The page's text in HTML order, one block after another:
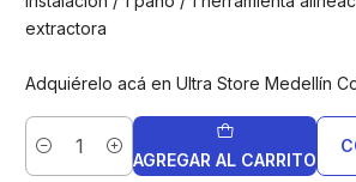
extractora
Adquiérelo acá en Ultra Store Medellín
Cantidad AGREGAR AL CARRITO